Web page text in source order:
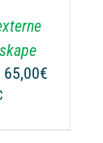
65,00€